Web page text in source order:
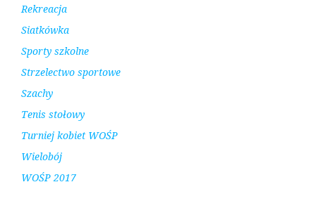
Rekreacja
Siatkówka
Sporty szkolne
Strzelectwo sportowe
Szachy
Tenis stołowy
Turniej kobiet WOŚP
Wielobój
WOŚP 2017